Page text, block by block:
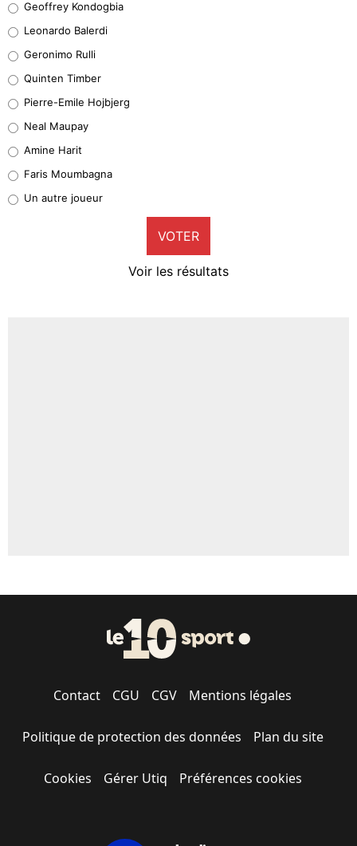
38%
32%
4%
1%
9%
Geoffrey Kondogbia
Leonardo Balerdi
Geronimo Rulli
Quinten Timber
Pierre-Emile Hojbjerg
Neal Maupay
Amine Harit
Faris Moumbagna
Un autre joueur
VOTER
Voir les résultats
Contact CGU CGV Mentions légales
Politique de protection des données Plan du site
Cookies Gérer Utiq Préférences cookies